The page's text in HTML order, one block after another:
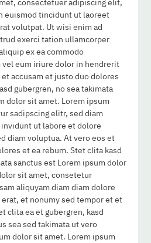
consectetuer adipiscing elit,
euismod tincidunt ut laoreet
volutpat. Ut wisi enim ad
exerci tation ullamcorper
ex ea commodo
eum iriure dolor in hendrerit
accusam et justo duo dolores
gubergren, no sea takimata
dolor sit amet. Lorem ipsum
sadipscing elitr, sed diam
ut labore et dolore
diam voluptua. At vero eos et
et ea rebum. Stet clita kasd
sanctus est Lorem ipsum dolor
sit amet, consetetur
aliquyam diam diam dolore
et nonumy sed tempor et et
clita ea et gubergren, kasd
sea sed takimata ut vero
dolor sit amet. Lorem ipsum